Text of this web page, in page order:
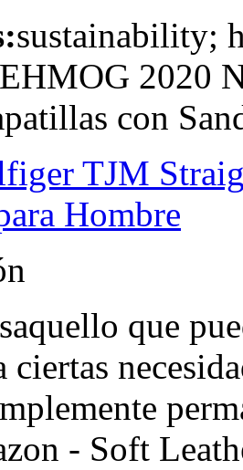
sustainability;
2020
con
TJM
Hombre
que
ciertas
- Soft